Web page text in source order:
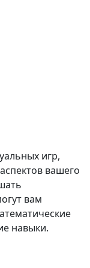
игр,
вашего
вам
навыки.